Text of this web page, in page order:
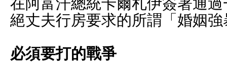
絕丈夫行房要求的所謂「婚姻
必須要打的戰爭